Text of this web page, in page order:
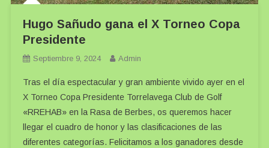
Hugo Sañudo gana el X Torneo Copa
Presidente
Septiembre 9, 2024 Admin
Tras el día espectacular y gran ambiente vivido ayer en el
X Torneo Copa Presidente Torrelavega Club de Golf
«RREHAB» en la Rasa de Berbes, os queremos hacer
llegar el cuadro de honor y las clasificaciones de las
diferentes categorías. Felicitamos a los ganadores desde